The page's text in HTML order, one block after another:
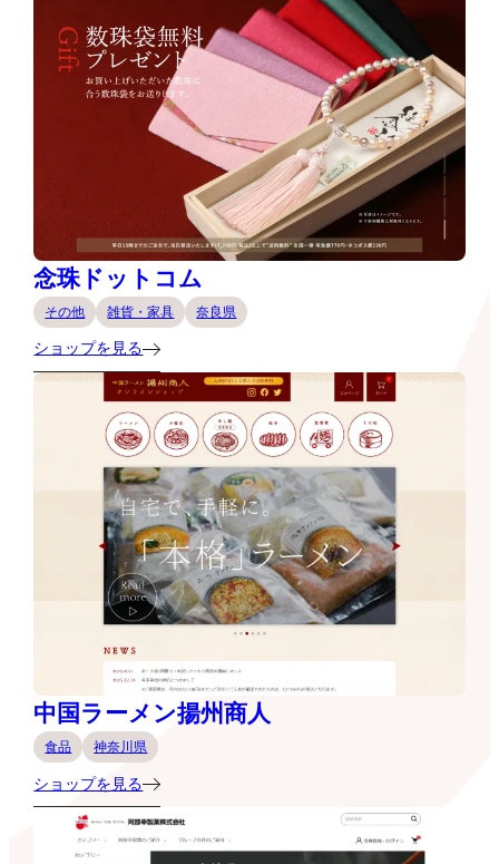
念珠ドットコム
その他 雑貨・家具 奈良県
ショップを見る
中国ラーメン揚州商人
食品 神奈川県
ショップを見る